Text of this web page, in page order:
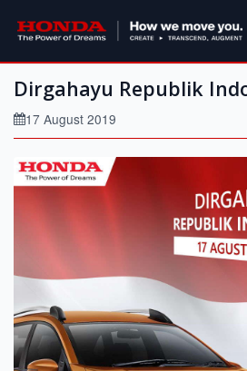
Dirgahayu Republik
17 August 2019